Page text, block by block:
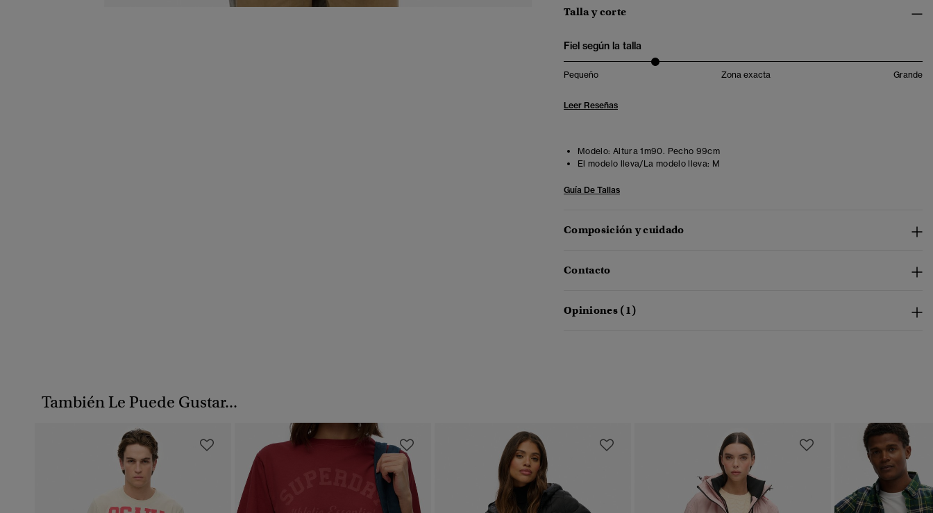
Talla y corte
Fiel según la talla
Pequeño Zona exacta Grande
Leer Reseñas
Modelo: Altura 1m90. Pecho 99cm
El modelo lleva/La modelo lleva: M
Guía De Tallas
Composición y cuidado
Contacto
Opiniones (1)
También Le Puede Gustar...